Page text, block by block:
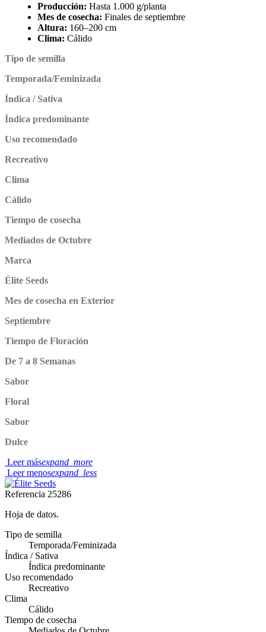
Producción: Hasta 1.000 g/planta
Mes de cosecha: Finales de septiembre
Altura: 160–200 cm
Clima: Cálido
Tipo de semilla
Temporada/Feminizada
Índica / Sativa
Índica predominante
Uso recomendado
Recreativo
Clima
Cálido
Tiempo de cosecha
Mediados de Octubre
Marca
Élite Seeds
Mes de cosecha en Exterior
Septiembre
Tiempo de Floración
De 7 a 8 Semanas
Sabor
Floral
Sabor
Dulce
Leer másexpand_more
Leer menosexpand_less
Referencia 25286
Hoja de datos.
Tipo de semilla
Temporada/Feminizada
Índica / Sativa
Índica predominante
Uso recomendado
Recreativo
Clima
Cálido
Tiempo de cosecha